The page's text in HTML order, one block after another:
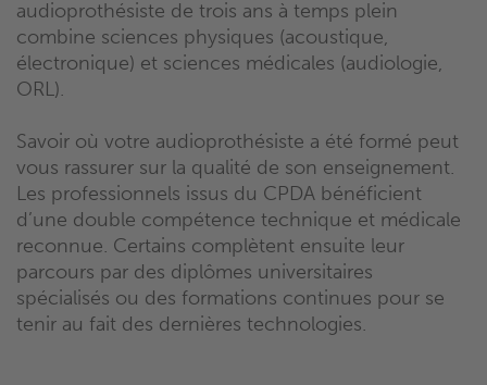
audioprothésiste de trois ans à temps plein
combine sciences physiques (acoustique,
électronique) et sciences médicales (audiologie,
ORL).
Savoir où votre audioprothésiste a été formé peut
vous rassurer sur la qualité de son enseignement.
Les professionnels issus du CPDA bénéficient
d’une double compétence technique et médicale
reconnue. Certains complètent ensuite leur
parcours par des diplômes universitaires
spécialisés ou des formations continues pour se
tenir au fait des dernières technologies.